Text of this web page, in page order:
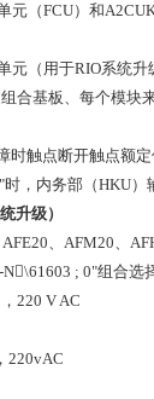
元（FCU）和
元（用于RIO系统
合基板、每个模块
时触点断开触点额
，内务部（HKU
升级）
、AFM20、
; 0"组合选
220 V AC
220vAC